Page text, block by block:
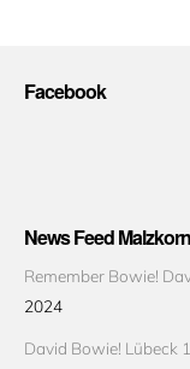
Facebook
News Feed
Remember Bowie!
2024
David Bowie! Lübeck